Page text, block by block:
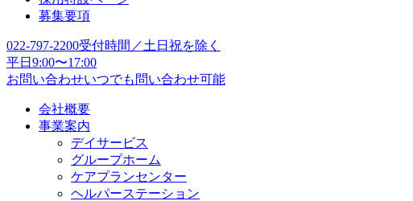
募集要項
022-797-2200受付時間／土日祝を除く
平日9:00〜17:00
お問い合わせいつでも問い合わせ可能
会社概要
事業案内
デイサービス
グループホーム
ケアプランセンター
ヘルパーステーション